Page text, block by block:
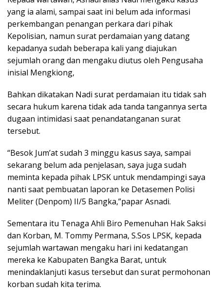
yang ia alami, sampai saat ini belum ada informasi
perkembangan penangan perkara dari pihak
Kepolisian, namun surat perdamaian yang datang
kepadanya sudah beberapa kali yang diajukan
sejumlah orang dan mengaku diutus oleh Pengusaha
inisial Mengkiong,
Bahkan dikatakan Nadi surat perdamaian itu tidak sah
secara hukum karena tidak ada tanda tangannya serta
dugaan intimidasi saat penandatanganan surat
tersebut.
“Besok Jum’at sudah 3 minggu kasus saya, sampai
sekarang belum ada penjelasan, saya juga sudah
meminta kepada pihak LPSK untuk mendampingi saya
nanti saat pembuatan laporan ke Detasemen Polisi
Meliter (Denpom) II/5 Bangka,”papar Asnadi.
Sementara itu Tenaga Ahli Biro Pemenuhan Hak Saksi
dan Korban, M. Tommy Permana, S.Sos LPSK, kepada
sejumlah wartawan mengaku hari ini kedatangan
mereka ke Kabupaten Bangka Barat, untuk
menindaklanjuti kasus tersebut dan surat permohonan
korban sudah kita terima.